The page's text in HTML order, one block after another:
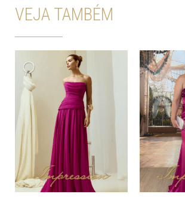
VEJA TAMBÉM